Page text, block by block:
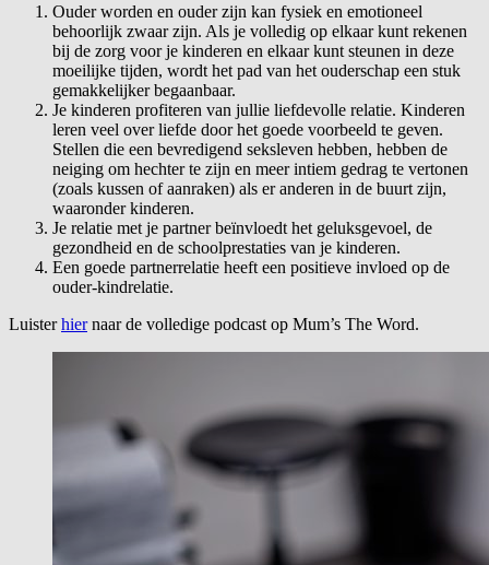
Ouder worden en ouder zijn kan fysiek en emotioneel
behoorlijk zwaar zijn. Als je volledig op elkaar kunt rekenen
bij de zorg voor je kinderen en elkaar kunt steunen in deze
moeilijke tijden, wordt het pad van het ouderschap een stuk
gemakkelijker begaanbaar.
Je kinderen profiteren van jullie liefdevolle relatie. Kinderen
leren veel over liefde door het goede voorbeeld te geven.
Stellen die een bevredigend seksleven hebben, hebben de
neiging om hechter te zijn en meer intiem gedrag te vertonen
(zoals kussen of aanraken) als er anderen in de buurt zijn,
waaronder kinderen.
Je relatie met je partner beïnvloedt het geluksgevoel, de
gezondheid en de schoolprestaties van je kinderen.
Een goede partnerrelatie heeft een positieve invloed op de
ouder-kindrelatie.
Luisterhiernaar de volledige podcast op Mum’s The Word.